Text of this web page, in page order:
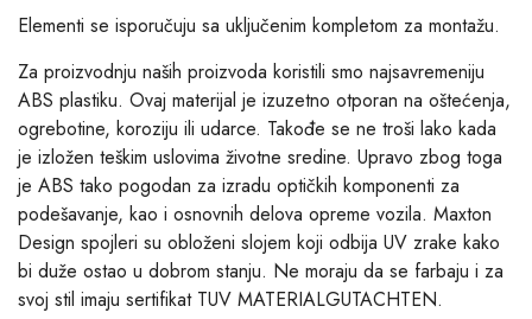
Elementi se isporučuju sa uključenim kompletom za montažu.
Za proizvodnju naših proizvoda koristili smo najsavremeniju
ABS plastiku. Ovaj materijal je izuzetno otporan na oštećenja,
ogrebotine, koroziju ili udarce. Takođe se ne troši lako kada
je izložen teškim uslovima životne sredine. Upravo zbog toga
je ABS tako pogodan za izradu optičkih komponenti za
podešavanje, kao i osnovnih delova opreme vozila. Maxton
Design spojleri su obloženi slojem koji odbija UV zrake kako
bi duže ostao u dobrom stanju. Ne moraju da se farbaju i za
svoj stil imaju sertifikat TUV MATERIALGUTACHTEN.